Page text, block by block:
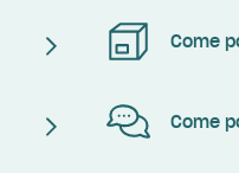
Come
Come